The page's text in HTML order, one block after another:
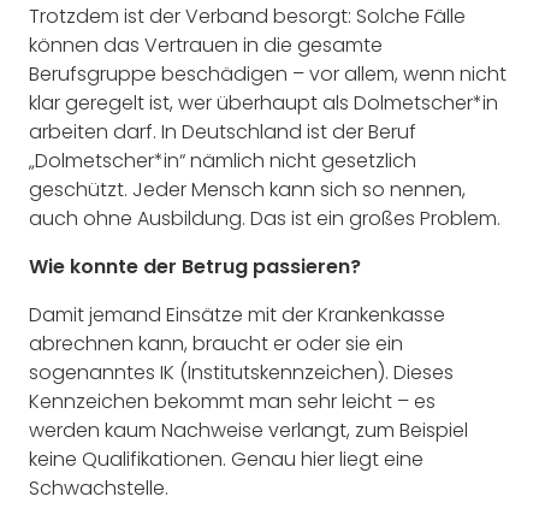
Trotzdem ist der Verband besorgt: Solche Fälle
können das Vertrauen in die gesamte
Berufsgruppe beschädigen – vor allem, wenn nicht
klar geregelt ist, wer überhaupt als Dolmetscher*in
arbeiten darf. In Deutschland ist der Beruf
„Dolmetscher*in“ nämlich nicht gesetzlich
geschützt. Jeder Mensch kann sich so nennen,
auch ohne Ausbildung. Das ist ein großes Problem.
Wie konnte der Betrug passieren?
Damit jemand Einsätze mit der Krankenkasse
abrechnen kann, braucht er oder sie ein
sogenanntes IK (Institutskennzeichen). Dieses
Kennzeichen bekommt man sehr leicht – es
werden kaum Nachweise verlangt, zum Beispiel
keine Qualifikationen. Genau hier liegt eine
Schwachstelle.